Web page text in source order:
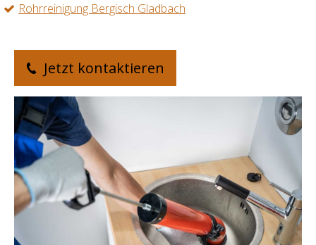
Rohrreinigung Bergisch Gladbach
Jetzt kontaktieren